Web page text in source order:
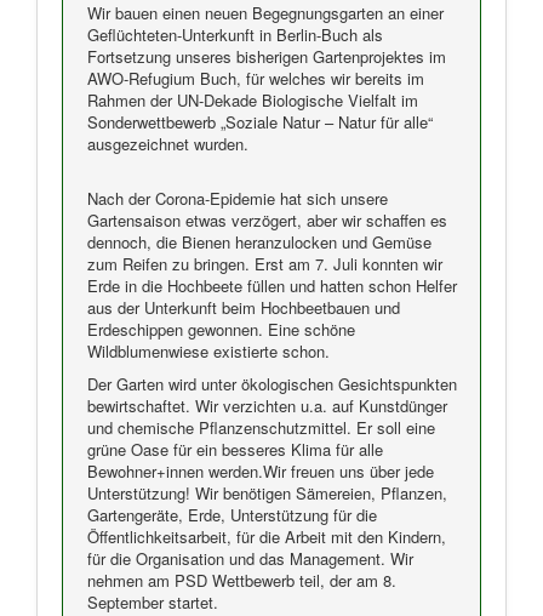
Wir bauen einen neuen Begegnungsgarten an einer
Geflüchteten-Unterkunft in Berlin-Buch als
Fortsetzung unseres bisherigen Gartenprojektes im
AWO-Refugium Buch, für welches wir bereits im
Rahmen der UN-Dekade Biologische Vielfalt im
Sonderwettbewerb „Soziale Natur – Natur für alle“
ausgezeichnet wurden.
Nach der Corona-Epidemie hat sich unsere
Gartensaison etwas verzögert, aber wir schaffen es
dennoch, die Bienen heranzulocken und Gemüse
zum Reifen zu bringen. Erst am 7. Juli konnten wir
Erde in die Hochbeete füllen und hatten schon Helfer
aus der Unterkunft beim Hochbeetbauen und
Erdeschippen gewonnen. Eine schöne
Wildblumenwiese existierte schon.
Der Garten wird unter ökologischen Gesichtspunkten
bewirtschaftet. Wir verzichten u.a. auf Kunstdünger
und chemische Pflanzenschutzmittel. Er soll eine
grüne Oase für ein besseres Klima für alle
Bewohner+innen werden.Wir freuen uns über jede
Unterstützung! Wir benötigen Sämereien, Pflanzen,
Gartengeräte, Erde, Unterstützung für die
Öffentlichkeitsarbeit, für die Arbeit mit den Kindern,
für die Organisation und das Management. Wir
nehmen am PSD Wettbewerb teil, der am 8.
September startet.